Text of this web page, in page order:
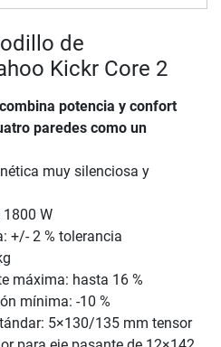
de
Kickr Core 2
potencia y confort
paredes como un
muy silenciosa y
W
+/- 2 % tolerancia
máxima: hasta 16 %
mínima: -10 %
5×130/135 mm tensor